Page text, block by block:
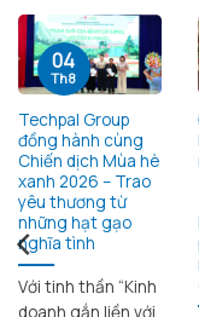
Techpal Group
đồng hành cùng
Chiến dịch Mùa hè
xanh 2026 – Trao
yêu thương từ
những hạt gạo
nghĩa tình
Với tinh thần “Kinh
doanh gắn liền với
04
Th8